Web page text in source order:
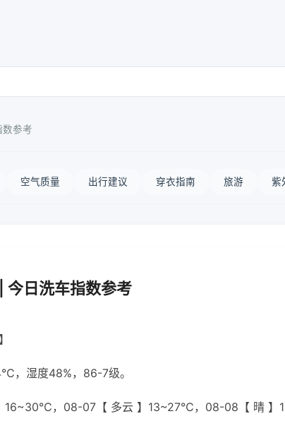
数参考
空气质量 出行建议 穿衣指南 旅游 紫
今日洗车指数参考
，湿度48%，86-7级。
16~30℃，08-07【 多云 】13~27℃，08-08【 晴